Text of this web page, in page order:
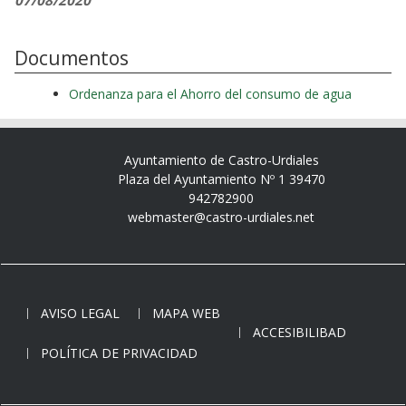
Documentos
Ordenanza para el Ahorro del consumo de agua
Ayuntamiento de Castro-Urdiales
Plaza del Ayuntamiento Nº 1 39470
942782900
webmaster@castro-urdiales.net
AVISO LEGAL
MAPA WEB
ACCESIBILIBAD
POLÍTICA DE PRIVACIDAD